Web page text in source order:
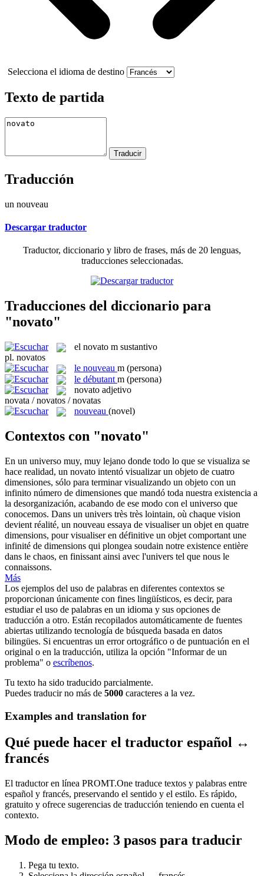
Selecciona el idioma de destino
Texto de partida
Traducción
un nouveau
Descargar traductor
Traductor, diccionario y libro de frases, más de 20 lenguas,
traducciones seleccionadas.
Traducciones del diccionario para
"novato"
el novato m sustantivo
pl. novatos
le nouveau m (persona)
le débutant m (persona)
novato adjetivo
novata / novatos / novatas
nouveau (novel)
Contextos con "novato"
En un universo muy, muy lejano donde todo lo que se visualiza se
hace realidad, un novato intentó visualizar un objeto de cuatro
dimensiones, sólo para terminar visualizando un objeto con un
infinito número de dimensiones que mandó toda nuestra existencia a
la desorganización, acabando de ese modo con el universo que
conocemos. Dans un univers très très lointain, où chaque vision
devient réalité, un nouveau essaya de visualiser un objet en quatre
dimensions, pour visualiser en définitive un objet comportant une
infinité de dimensions qui plongea soudain notre existence entière
dans le chaos, en finissant ainsi avec l'univers tel que nous le
connaissons.
Más
Los ejemplos del uso de palabras en diferentes contextos se
proporcionan únicamente con fines lingüísticos, es decir, para
estudiar el uso de palabras en un idioma y sus opciones de
traducción a otro. Están recopilados automáticamente de fuentes
abiertas utilizando tecnología de búsqueda basada en datos
bilingües. Si encuentras un error ortográfico o de puntuación en el
original o en la traducción, utiliza la opción "Informar de un
problema" o escríbenos.
Tu texto ha sido traducido parcialmente.
Puedes traducir no más de 5000 caracteres a la vez.
Examples and translation for
Qué puede hacer el traductor español ↔
francés
El traductor en línea PROMT.One traduce textos y palabras entre
español y francés, preservando el sentido y el estilo. Es rápido,
gratuito y ofrece sugerencias de traducción teniendo en cuenta el
contexto.
Modo de empleo: 3 pasos para traducir
Pega tu texto.